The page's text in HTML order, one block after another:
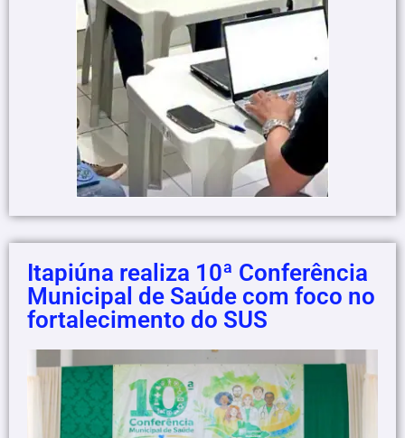
Itapiúna realiza 10ª Conferência
Municipal de Saúde com foco no
fortalecimento do SUS